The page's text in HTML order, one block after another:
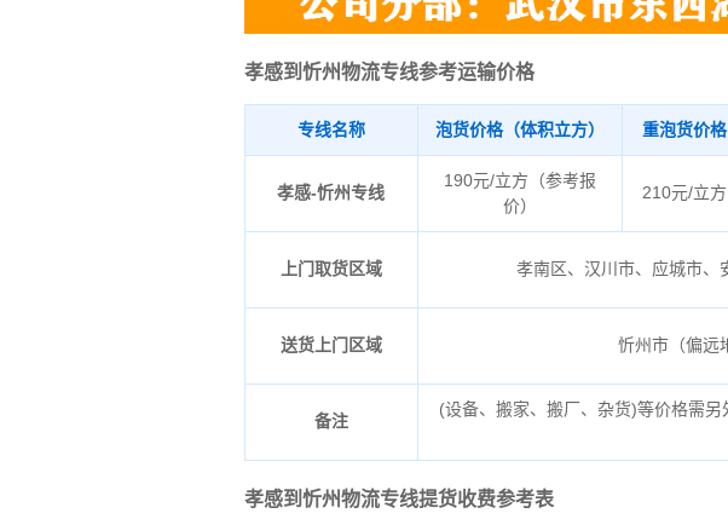
孝感到忻州物流专线参考运输价格
专线名称 泡货价格（体积立方） 重泡货价格
孝感-忻州专线
190元/立方（参考报
价）
210元/立方
上门取货区域 孝南区、汉川市、应城市、
送货上门区域 忻州市（偏远
备注
(设备、搬家、搬厂、杂货)等价格需
孝感到忻州物流专线提货收费参考表